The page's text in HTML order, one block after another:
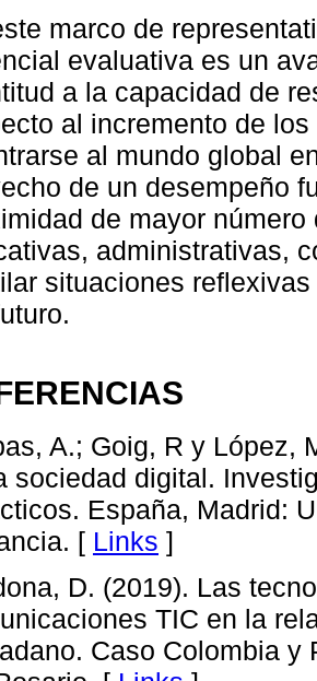
marco de
evaluativa es un
a la capacidad de
al incremento de
al mundo global
de un desempeño
de mayor
administrativas,
situaciones
A.; Goig, R y López,
sociedad digital.
España, Madrid:
[ Links ]
D. (2019). Las
TIC en la
Caso Colombia y